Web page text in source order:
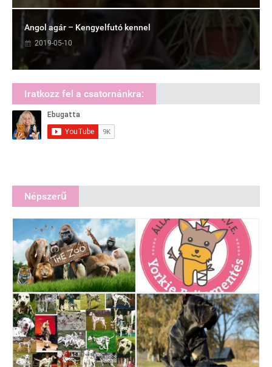
Angol agár – Kengyelfutó kennel
2019-05-10
Iratkozz fel a csatornánkra:
Népszerű